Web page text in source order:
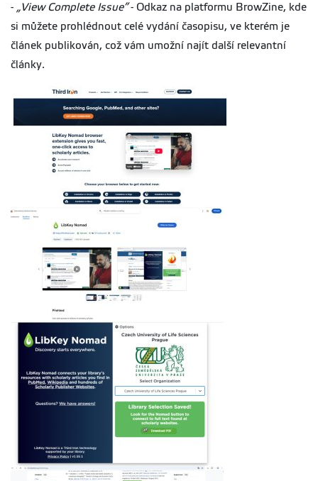
- „View Complete Issue”- Odkaz na platformu BrowZine, kde
si můžete prohlédnout celé vydání časopisu, ve kterém je
článek publikován, což vám umožní najít další relevantní
články.